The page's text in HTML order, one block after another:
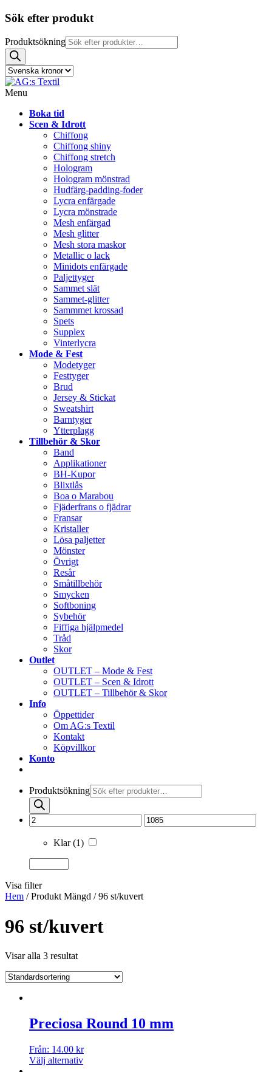
Sök efter produkt
Produktsökning
Menu
Boka tid
Scen & Idrott
Chiffong
Chiffong shiny
Chiffong stretch
Hologram
Hologram mönstrad
Hudfärg-padding-foder
Lycra enfärgade
Lycra mönstrade
Mesh enfärgad
Mesh glitter
Mesh stora maskor
Metallic o lack
Minidots enfärgade
Paljettyger
Sammet slät
Sammet-glitter
Sammmet krossad
Spets
Supplex
Vinterlycra
Mode & Fest
Modetyger
Festtyger
Brud
Jersey & Stickat
Sweatshirt
Barntyger
Ytterplagg
Tillbehör & Skor
Band
Applikationer
BH-Kupor
Blixtlås
Boa o Marabou
Fjäderfrans o fjädrar
Fransar
Kristaller
Lösa paljetter
Mönster
Övrigt
Resår
Småtillbehör
Smycken
Softboning
Sybehör
Fiffiga hjälpmedel
Tråd
Skor
Outlet
OUTLET – Mode & Fest
OUTLET – Scen & Idrott
OUTLET – Tillbehör & Skor
Info
Öppettider
Om AG:s Textil
Kontakt
Köpvillkor
Konto
Produktsökning
Klar(1)
Visa filter
Hem / Produkt Mängd / 96 st/kuvert
96 st/kuvert
Visar alla 3 resultat
Preciosa Round 10 mm
Från: 14.00 kr
Välj alternativ